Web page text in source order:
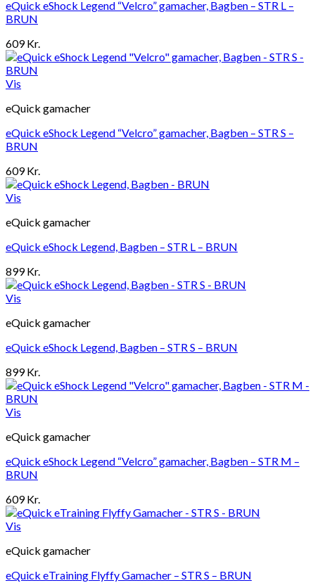
eQuick eShock Legend “Velcro” gamacher, Bagben – STR L –
BRUN
609Kr.
Vis
eQuick gamacher
eQuick eShock Legend “Velcro” gamacher, Bagben – STR S –
BRUN
609Kr.
Vis
eQuick gamacher
eQuick eShock Legend, Bagben – STR L – BRUN
899Kr.
Vis
eQuick gamacher
eQuick eShock Legend, Bagben – STR S – BRUN
899Kr.
Vis
eQuick gamacher
eQuick eShock Legend “Velcro” gamacher, Bagben – STR M –
BRUN
609Kr.
Vis
eQuick gamacher
eQuick eTraining Flyffy Gamacher – STR S – BRUN